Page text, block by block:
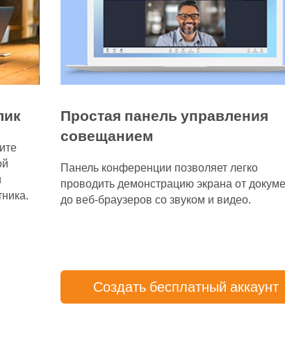
Простая панель управления
совещанием
Панель конференции позволяет легко
проводить демонстрацию экрана от
до веб-браузеров со звуком и видео.
Создать бесплатный аккаунт